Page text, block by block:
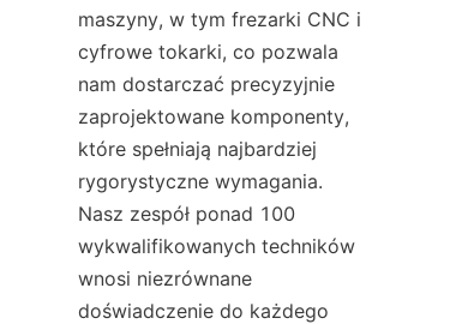
maszyny, w tym frezarki CNC i
cyfrowe tokarki, co pozwala
nam dostarczać precyzyjnie
zaprojektowane komponenty,
które spełniają najbardziej
rygorystyczne wymagania.
Nasz zespół ponad 100
wykwalifikowanych techników
wnosi niezrównane
doświadczenie do każdego